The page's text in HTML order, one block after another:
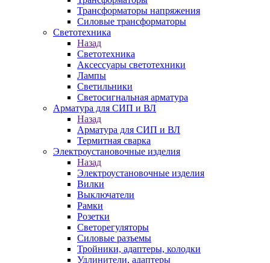
Трансформаторы напряжения
Силовые трансформаторы
Светотехника
Назад
Светотехника
Аксессуары светотехники
Лампы
Светильники
Светосигнальная арматура
Арматура для СИП и ВЛ
Назад
Арматура для СИП и ВЛ
Термитная сварка
Электроустановочные изделия
Назад
Электроустановочные изделия
Вилки
Выключатели
Рамки
Розетки
Светорегуляторы
Силовые разъемы
Тройники, адаптеры, колодки
Удлинители, адаптеры